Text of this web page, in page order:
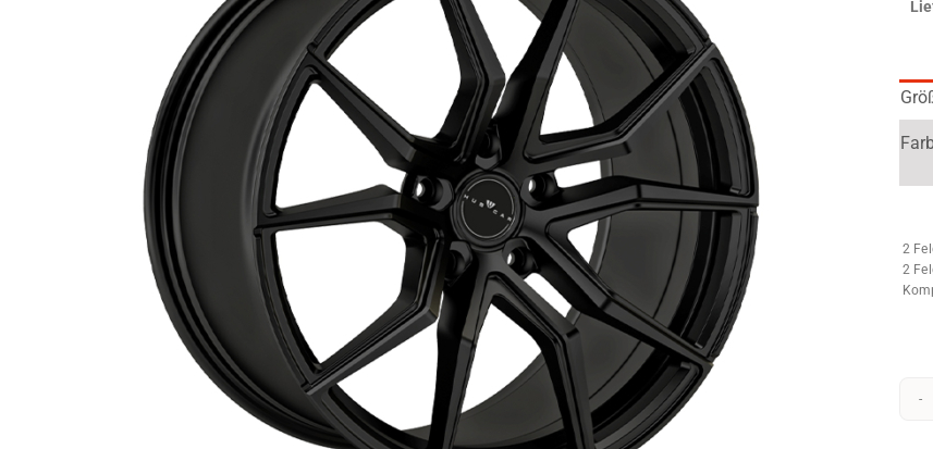
Lederausstattung
Lederausstattungs-
Dachmodul
Lichtmodul
2
2